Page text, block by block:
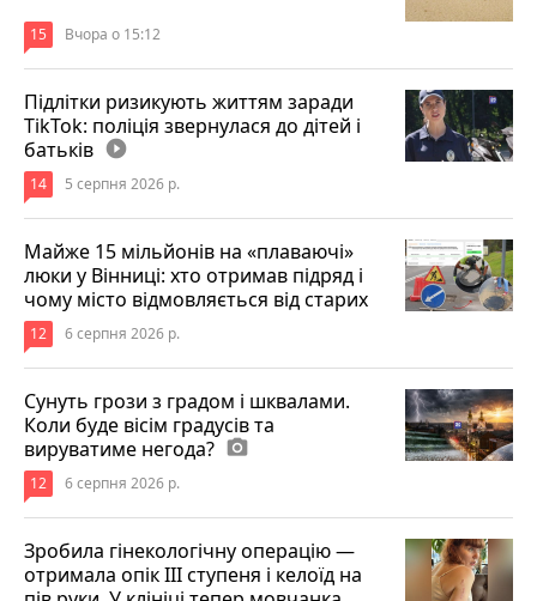
15 Вчора о 15:12
Підлітки ризикують життям заради
TikTok: поліція звернулася до дітей і
батьків play_circle_filled
14 5 серпня 2026 р.
Майже 15 мільйонів на «плаваючі»
люки у Вінниці: хто отримав підряд і
чому місто відмовляється від старих
12 6 серпня 2026 р.
Сунуть грози з градом і шквалами.
Коли буде вісім градусів та
вируватиме негода? photo_camera
12 6 серпня 2026 р.
Зробила гінекологічну операцію —
отримала опік ІІІ ступеня і келоїд на